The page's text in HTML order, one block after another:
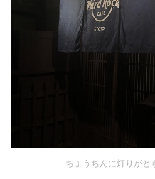
ちょうちんに灯りがと